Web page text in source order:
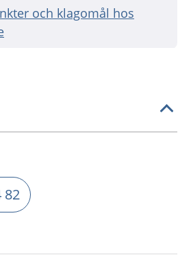
och klagomål hos
82